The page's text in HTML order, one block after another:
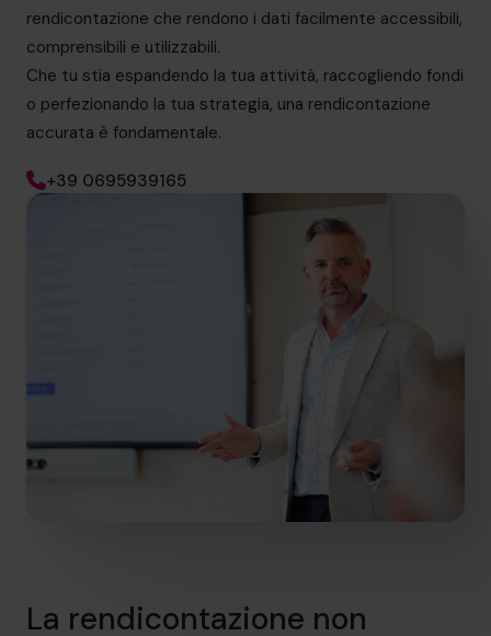
rendicontazione che rendono i dati facilmente accessibili,
comprensibili e utilizzabili.
Che tu stia espandendo la tua attività, raccogliendo fondi
o perfezionando la tua strategia, una rendicontazione
accurata è fondamentale.
+39 0695939165
La rendicontazione non